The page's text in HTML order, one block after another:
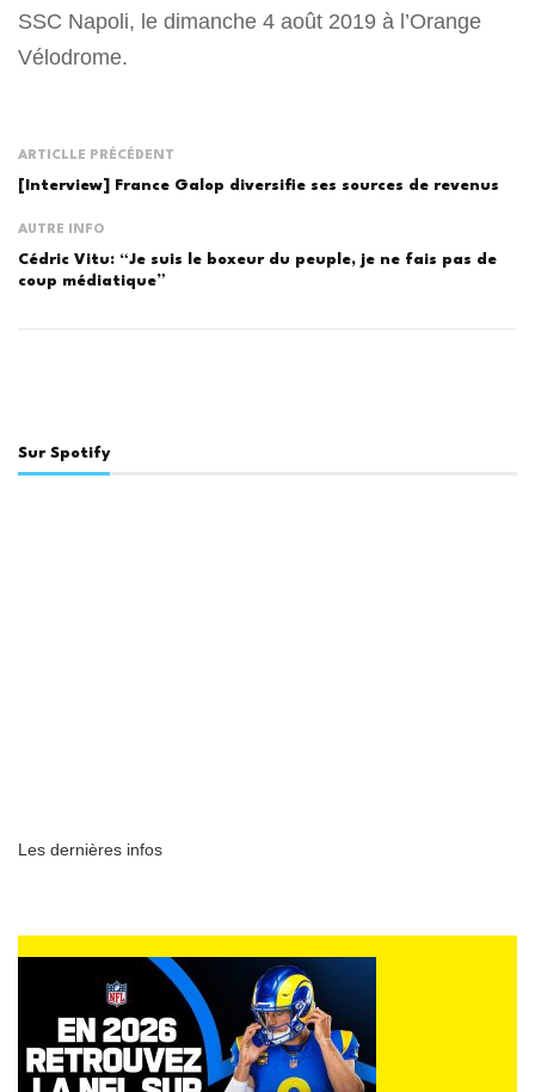
SSC Napoli, le dimanche 4 août 2019 à l’Orange
Vélodrome.
ARTICLLE PRÉCÉDENT
[Interview] France Galop diversifie ses sources de revenus
AUTRE INFO
Cédric Vitu: “Je suis le boxeur du peuple, je ne fais pas de
coup médiatique”
Sur Spotify
Les dernières infos